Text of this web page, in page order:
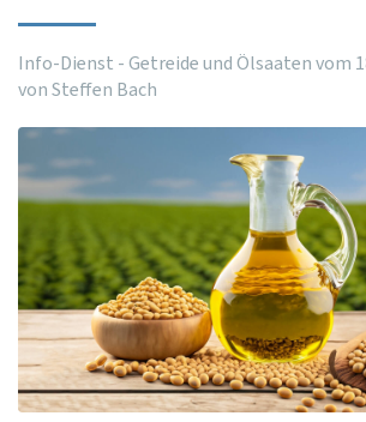
Info-Dienst - Getreide und Ölsaaten vom
von Steffen Bach